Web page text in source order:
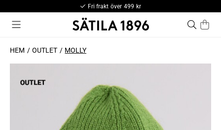
Fri frakt över 499 kr
HEM OUTLET MOLLY